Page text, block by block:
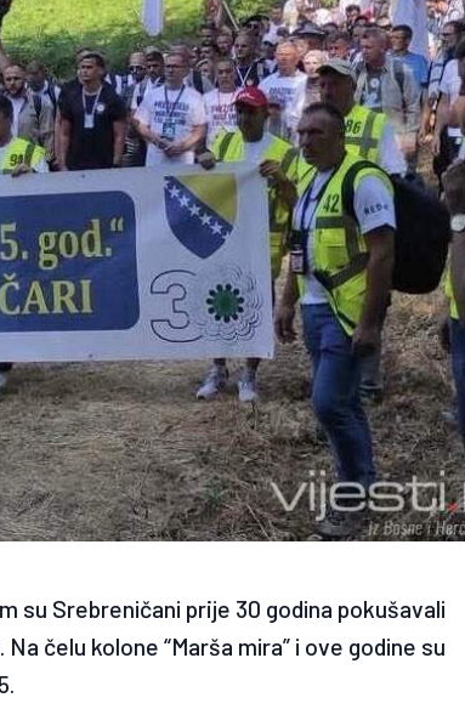
su Srebreničani prije 30 godina pokušavali
čelu kolone “Marša mira” i ove godine su